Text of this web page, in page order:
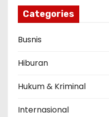
Categories
Busnis
Hiburan
Hukum & Kriminal
Internasional